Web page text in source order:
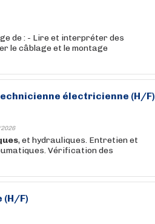
de : - Lire et interpréter des
le câblage et le montage
électricienne (H/F)
, et hydrauliques. Entretien et
Vérification des
(H/F)